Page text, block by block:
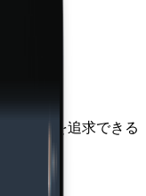
べき姿を追求できる
人